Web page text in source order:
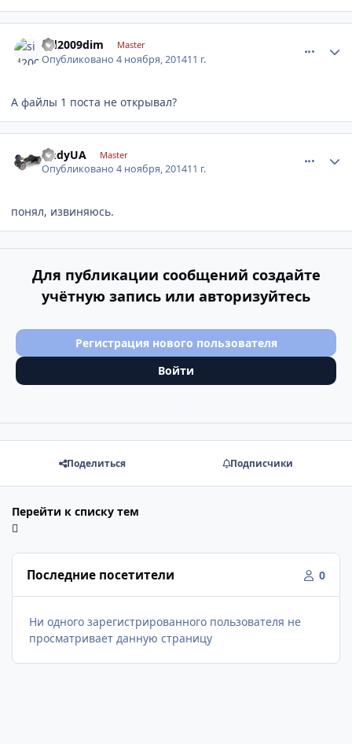
sid2009dim Master
Опубликовано4 ноября, 201411 г.
А файлы 1 поста не открывал?
AndyUA Master
Опубликовано4 ноября, 201411 г.
понял, извиняюсь.
Для публикации сообщений создайте
учётную запись или авторизуйтесь
Регистрация нового пользователя
Войти
Поделиться Подписчики
Перейти к списку тем
Последние посетители 0
Ни одного зарегистрированного пользователя не
просматривает данную страницу